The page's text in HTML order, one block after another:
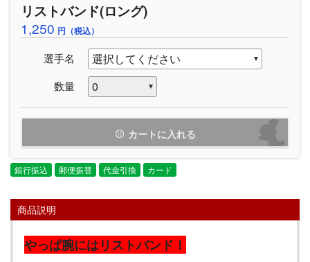
リストバンド(ロング)
1,250 円（税込）
選手名
数量
カートに入れる
銀行振込 郵便振替 代金引換 カード
商品説明
やっぱ腕にはリストバンド！